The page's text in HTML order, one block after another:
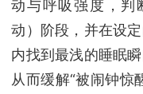
动与呼吸强度，判
动）阶段，并在设
内找到最浅的睡眠
从而缓解“被闹钟惊